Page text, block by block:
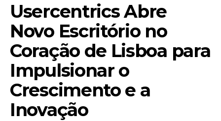
Usercentrics Abre
Novo Escritório no
Coração de Lisboa para
Impulsionar o
Crescimento e a
Inovação